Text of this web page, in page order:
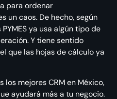
para ordenar
un caos. De hecho, según
PYMES ya usa algún tipo de
Y tiene sentido
que las hojas de cálculo ya
los mejores CRM en México,
ayudará más a tu negocio.